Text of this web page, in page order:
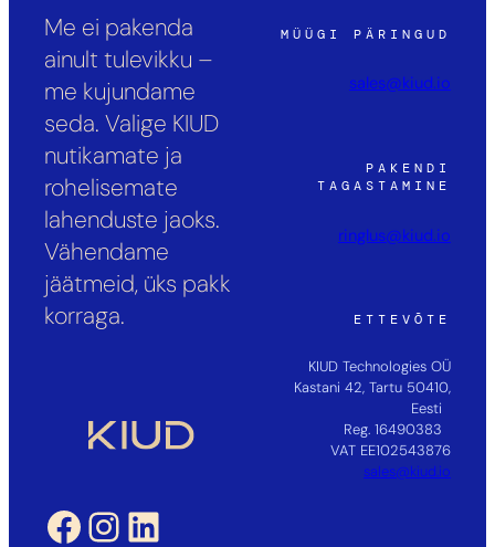
Me ei pakenda
ainult tulevikku –
me kujundame
seda. Valige KIUD
nutikamate ja
rohelisemate
lahenduste jaoks.
Vähendame
jäätmeid, üks pakk
korraga.
Facebook
Instagram
LinkedIn
MÜÜGI PÄRINGUD
sales@kiud.io
PAKENDI
TAGASTAMINE
ringlus@kiud.io
ETTEVÕTE
KIUD Technologies OÜ
Kastani 42, Tartu 50410,
Eesti
Reg. 16490383
VAT EE102543876
sales@kiud.io